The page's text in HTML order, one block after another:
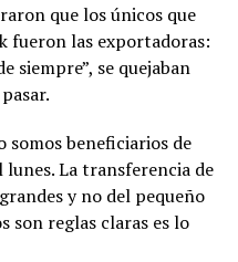
que los únicos que
fueron las exportadoras:
siempre”, se quejaban
somos beneficiarios de
lunes. La transferencia de
y no del pequeño
son reglas claras es lo